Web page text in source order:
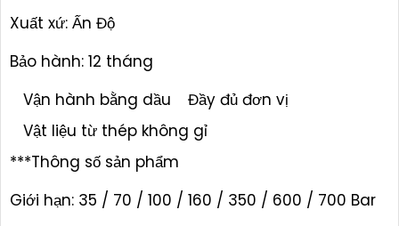
Xuất xứ: Ấn Độ
Bảo hành: 12 tháng
Vận hành bằng dầu
Đầy đủ đơn vị
Vật liệu từ thép không gỉ
***Thông số sản phẩm
Giới hạn: 35 / 70 / 100 / 160 / 350 / 600 / 700 Bar